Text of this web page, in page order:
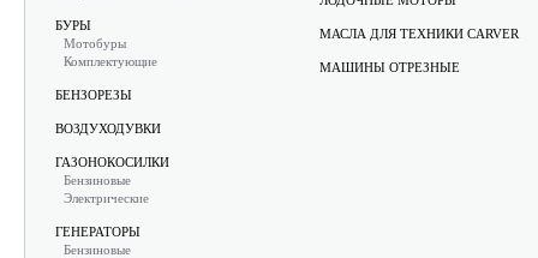
БУРЫ
Мотобуры
Комплектующие
БЕНЗОРЕЗЫ
ВОЗДУХОДУВКИ
ГАЗОНОКОСИЛКИ
Бензиновые
Электрические
ГЕНЕРАТОРЫ
Бензиновые
МАСЛА ДЛЯ ТЕХНИКИ CARVER
МАШИНЫ ОТРЕЗНЫЕ